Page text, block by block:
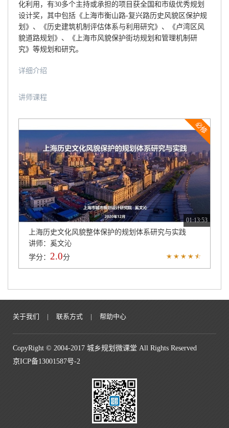
化利用，有30多个主持或承担的项目获全国和市级优秀规划
设计奖，其中包括《上海市衡山路-复兴路历史风貌区保护规
划》、《历史建筑机制评估体系与利用研究》、《卢湾区风
貌道路规划》、《上海市风貌保护街坊规划和管理机制研
究》等规划和研究。
详细介绍
讲师课程
01:13:53
上海历史文化风貌整体保护的规划体系研究与实践
讲师：奚文沁
学分： 2.0分
关于我们 | 联系方式 | 帮助中心
CopyRight © 2004-2017 城乡规划微课堂 All Rights Reserved
京ICP备13001587号-2